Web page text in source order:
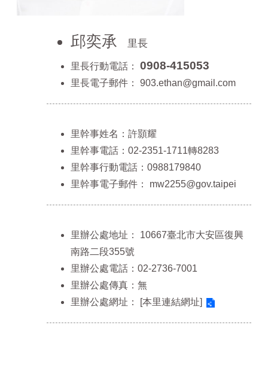
邱奕承 里長
里長行動電話： 0908-415053
里長電子郵件： 903.ethan@gmail.com
里幹事姓名：許顥耀
里幹事電話：02-2351-1711轉8283
里幹事行動電話：0988179840
里幹事電子郵件： mw2255@gov.taipei
里辦公處地址： 10667臺北市大安區復興
南路二段355號
里辦公處電話：02-2736-7001
里辦公處傳真：無
里辦公處網址：
[本里連結網址]